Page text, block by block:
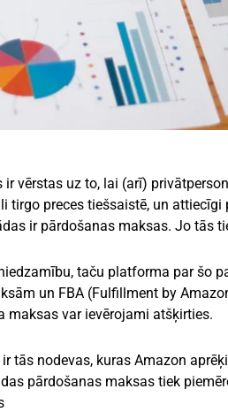
vērstas uz to, lai (arī)
tirgo preces tiešsaistē, un
ir pārdošanas maksas. Jo tās
taču platforma par šo
un FBA (Fulfillment by
maksas var ievērojami atšķirties.
tās nodevas, kuras Amazon
pārdošanas maksas tiek